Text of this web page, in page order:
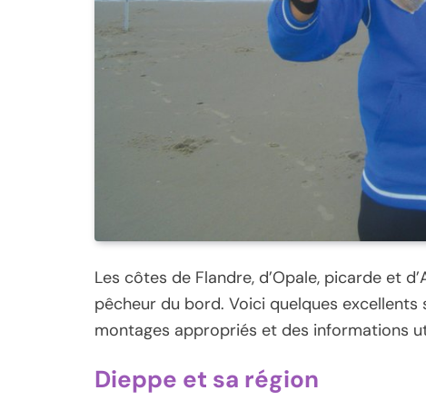
Les côtes de Flandre, d’Opale, picarde et
pêcheur du bord. Voici quelques
montages appropriés et des informations
Dieppe et sa région